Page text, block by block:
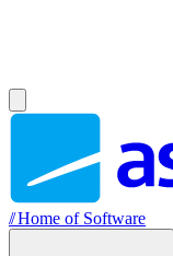
//Home of Software